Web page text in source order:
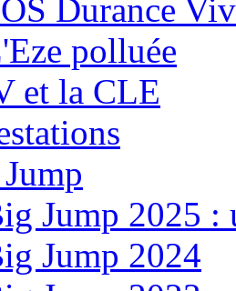
Durance
polluée
et la CLE
Jump 2025 :
Jump 2024